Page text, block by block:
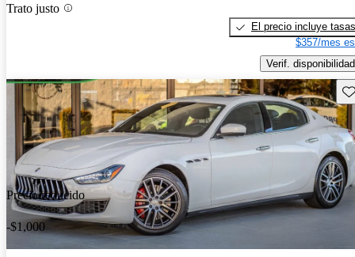
Trato justo
El precio incluye tasas
$357/mes
Verif. disponibilidad
Precio reducido
-$1,000